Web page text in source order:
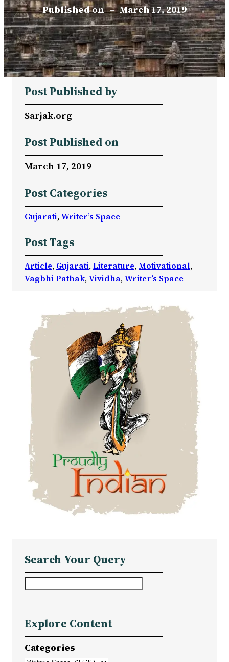
Published on – March 17, 2019
Post Published by
Sarjak.org
Post Published on
March 17, 2019
Post Categories
Gujarati, Writer’s Space
Post Tags
Article, Gujarati, Literature, Motivational
Vagbhi Pathak, Vividha, Writer’s Space
Search Your Query
r
c
h
Explore Content
Categories